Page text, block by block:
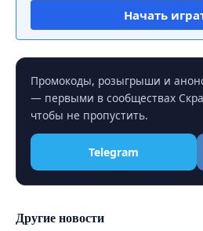
Начать
Промокоды, розыгрыши и
— первыми в сообществах
чтобы не пропустить.
Telegram
Другие новости